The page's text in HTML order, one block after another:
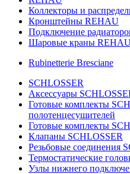
Коллекторы и
Кронштейны REHAU
Подключение
Шаровые краны
Rubinetterie Bresciane
SCHLOSSER
Аксессуары
Готовые комплекты
полотенцесушителей
Готовые комплекты
Клапаны SCHLOSSER
Резьбовые соединения
Термостатические
Узлы нижнего